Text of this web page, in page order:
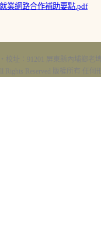
業網路合作補助要點.pdf
校址：91201 屏東縣內埔鄉老